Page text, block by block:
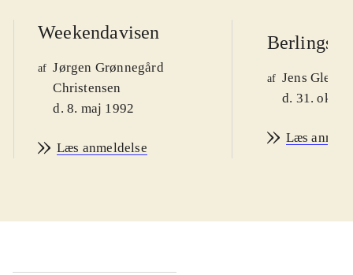
Weekendavisen
af Jørgen Grønnegård
Christensen
d. 8. maj 1992
Læs anmeldelse
af Jens
d. 31. okt.
Læs